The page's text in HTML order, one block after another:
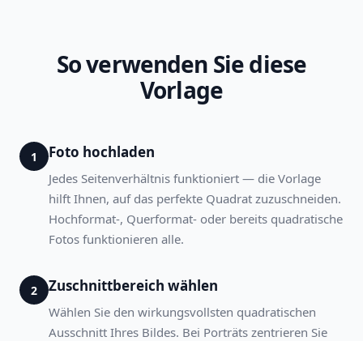
So verwenden Sie diese
Vorlage
1 Foto hochladen
Jedes Seitenverhältnis funktioniert — die Vorlage
hilft Ihnen, auf das perfekte Quadrat zuzuschneiden.
Hochformat-, Querformat- oder bereits quadratische
Fotos funktionieren alle.
2 Zuschnittbereich wählen
Wählen Sie den wirkungsvollsten quadratischen
Ausschnitt Ihres Bildes. Bei Porträts zentrieren Sie